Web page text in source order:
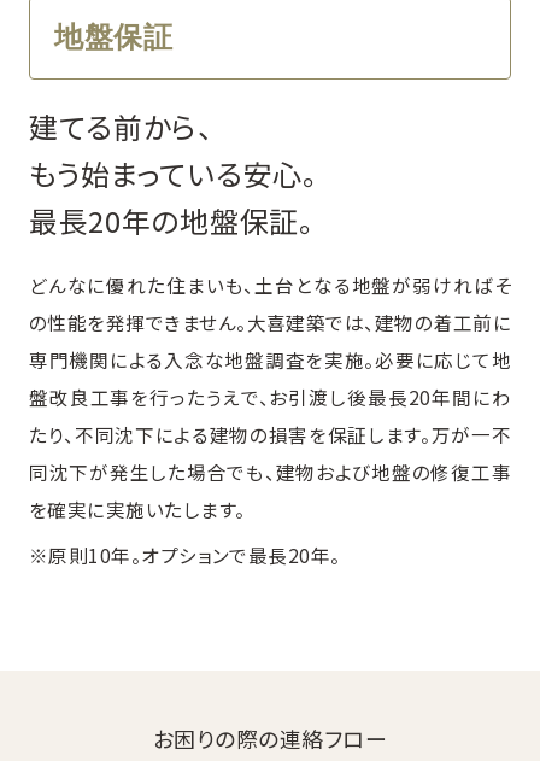
地盤保証
建てる前から、
もう始まっている安心。
最長20年の地盤保証。
どんなに優れた住まいも、土台となる地盤が弱ければそ
の性能を発揮できません。大喜建築では、建物の着工前に
専門機関による入念な地盤調査を実施。必要に応じて地
盤改良工事を行ったうえで、お引渡し後最長20年間にわ
たり、不同沈下による建物の損害を保証します。万が一不
同沈下が発生した場合でも、建物および地盤の修復工事
を確実に実施いたします。
※原則10年。オプションで最長20年。
お困りの際の連絡フロー